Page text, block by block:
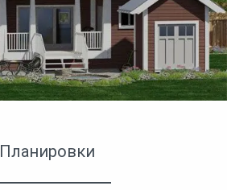
Планировки